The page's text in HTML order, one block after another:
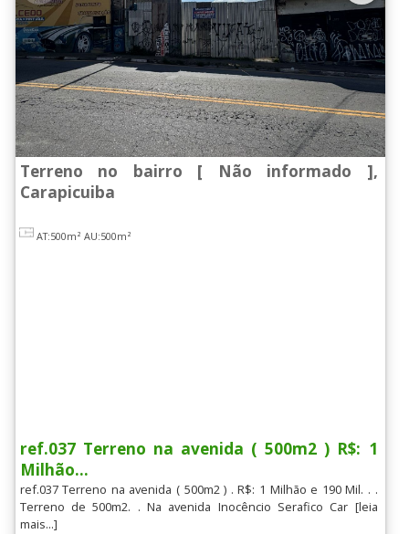
Terreno no bairro [ Não informado ],
Carapicuiba
AT:500m² AU:500m²
ref.037 Terreno na avenida ( 500m2 ) R$: 1
Milhão...
ref.037 Terreno na avenida ( 500m2 ) . R$: 1 Milhão e 190 Mil. . .
Terreno de 500m2. . Na avenida Inocêncio Serafico Car [leia
mais...]